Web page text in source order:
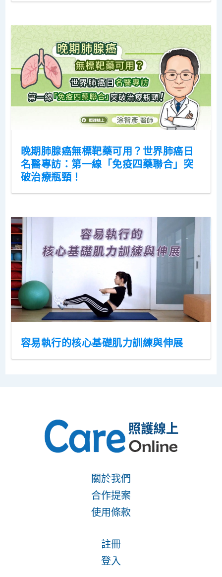
晚期肺腺癌無標靶藥可用？世界肺癌日
名醫專訪：第一線「免疫四藥聯合」突
破治療瓶頸！
容易執行的核心基礎肌力訓練與伸展
關於我們
合作提案
使用條款
註冊
登入